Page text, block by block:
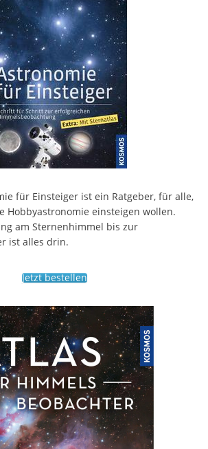
für Einsteiger ist ein Ratgeber, für alle,
Hobbyastronomie einsteigen wollen.
am Sternenhimmel bis zur
ist alles drin.
Jetzt bestellen